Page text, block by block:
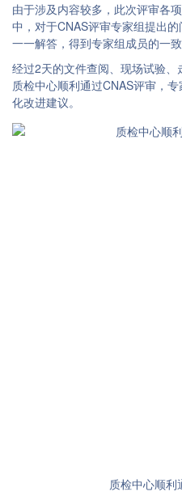
由于涉及内容较多，此次评审各
中，对于CNAS评审专家组提出
一一解答，得到专家组成员的一致
经过2天的文件查阅、现场试验、
质检中心顺利通过CNAS评审，
化改进建议。
质检中心顺利